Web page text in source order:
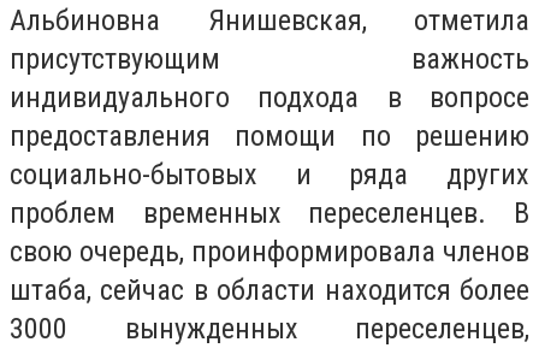
Альбиновна Янишевская, отметила
присутствующим важность
индивидуального подхода в вопросе
предоставления помощи по решению
социально-бытовых и ряда других
проблем временных переселенцев. В
свою очередь, проинформировала членов
штаба, сейчас в области находится более
3000 вынужденных переселенцев,